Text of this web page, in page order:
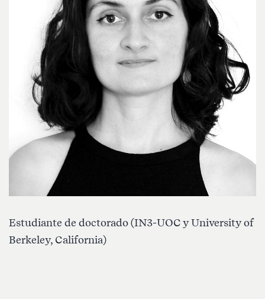
Estudiante de doctorado (IN3-UOC y University of
Berkeley, California)